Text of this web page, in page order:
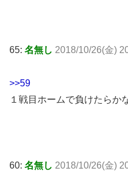
65: 名無し 2018/10/26(金)
>>59
１戦目ホームで負けたらか
60: 名無し 2018/10/26(金)